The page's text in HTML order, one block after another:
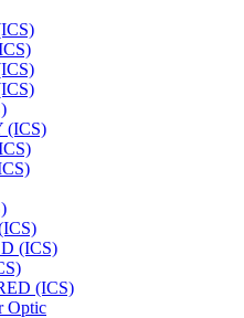
(ICS)
(ICS)
(ICS)